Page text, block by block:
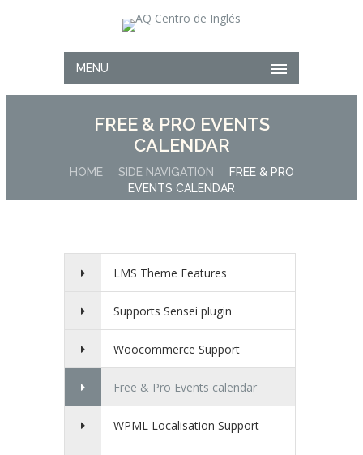
MENU
FREE & PRO EVENTS
CALENDAR
HOME SIDE NAVIGATION
FREE & PRO
EVENTS CALENDAR
LMS Theme Features
Supports Sensei plugin
Woocommerce Support
Free & Pro Events calendar
WPML Localisation Support